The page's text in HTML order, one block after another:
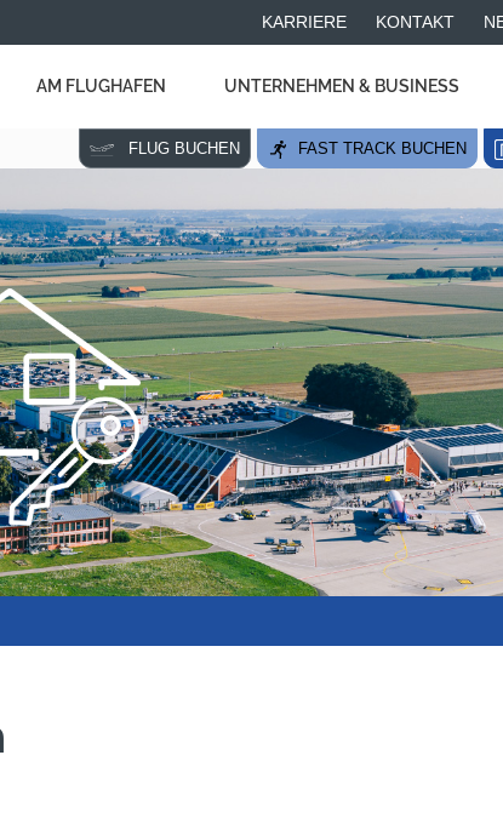
KARRIERE KONTAKT
AM FLUGHAFEN UNTERNEHMEN & BUSINESS
FLUG BUCHEN FAST TRACK BUCHEN